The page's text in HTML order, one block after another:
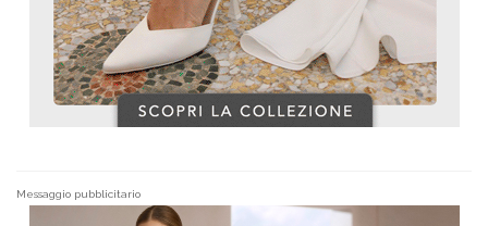
Messaggio pubblicitario